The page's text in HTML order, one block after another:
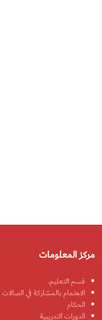
مركز المعلومات
قسم التعليم.
الاهتمام بالمشاركة في
الحكام
الدورات التدريبية